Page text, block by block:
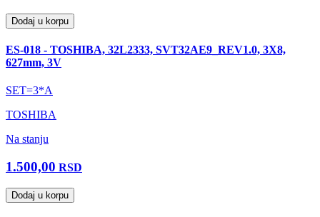
Dodaj u korpu
ES-018 - TOSHIBA, 32L2333, SVT32AE9_REV1.0, 3X8,
627mm, 3V
SET=3*A
TOSHIBA
Na stanju
1.500,00 RSD
Dodaj u korpu